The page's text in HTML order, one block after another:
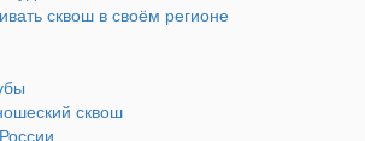
сквош в своём регионе
сквош